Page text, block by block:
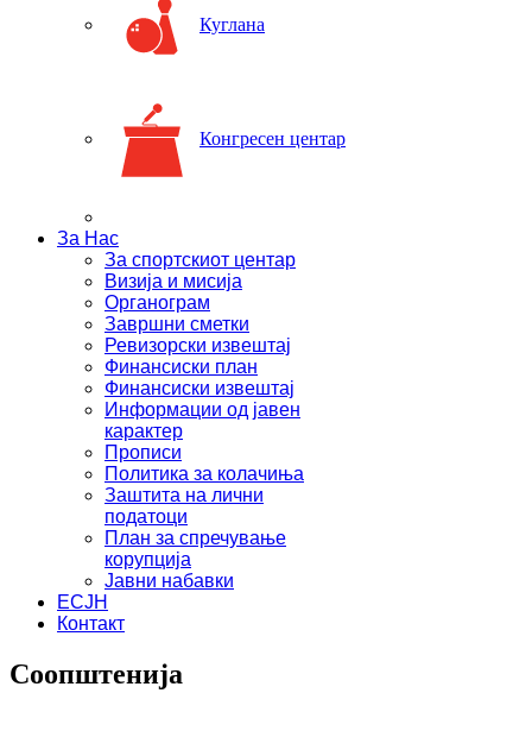
Куглана
Конгресен центар
За Нас
За спортскиот центар
Визија и мисија
Органограм
Завршни сметки
Ревизорски извештај
Финансиски план
Финансиски извештај
Информации од јавен
карактер
Прописи
Политика за колачиња
Заштита на лични
податоци
План за спречување
корупција
Јавни набавки
ЕСЈН
Контакт
Соопштенија